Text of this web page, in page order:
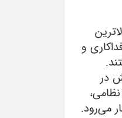
و
در
می‌رود.